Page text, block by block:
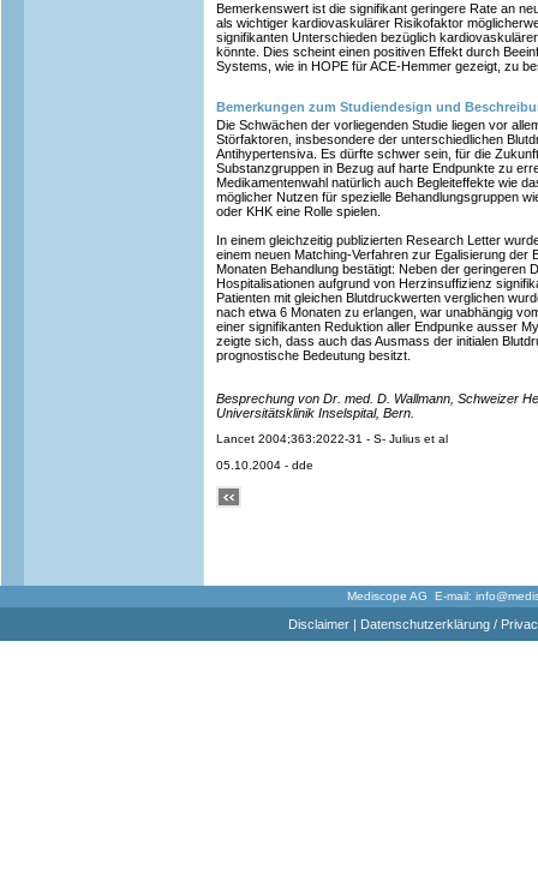
Bemerkenswert ist die signifikant geringere Rate an
als wichtiger kardiovaskulärer Risikofaktor
signifikanten Unterschieden bezüglich
könnte. Dies scheint einen positiven Effekt durch
Systems, wie in HOPE für ACE-Hemmer gezeigt, zu
Bemerkungen zum Studiendesign und
Die Schwächen der vorliegenden Studie liegen vor
Störfaktoren, insbesondere der unterschiedlichen
Antihypertensiva. Es dürfte schwer sein, für die
Substanzgruppen in Bezug auf harte Endpunkte zu
Medikamentenwahl natürlich auch Begleiteffekte wie
möglicher Nutzen für spezielle Behandlungsgruppen
oder KHK eine Rolle spielen.
In einem gleichzeitig publizierten Research Letter
einem neuen Matching-Verfahren zur Egalisierung der
Monaten Behandlung bestätigt: Neben der geringeren
Hospitalisationen aufgrund von Herzinsuffizienz
Patienten mit gleichen Blutdruckwerten verglichen
nach etwa 6 Monaten zu erlangen, war unabhängig
einer signifikanten Reduktion aller Endpunke ausser
zeigte sich, dass auch das Ausmass der initialen
prognostische Bedeutung besitzt.
Besprechung von Dr. med. D. Wallmann, Schweizer
Universitätsklinik Inselspital, Bern.
Lancet 2004;363:2022-31 - S- Julius et al
05.10.2004 - dde
Mediscope AG E-mail:
Disclaimer| Datenschutzerklärung /